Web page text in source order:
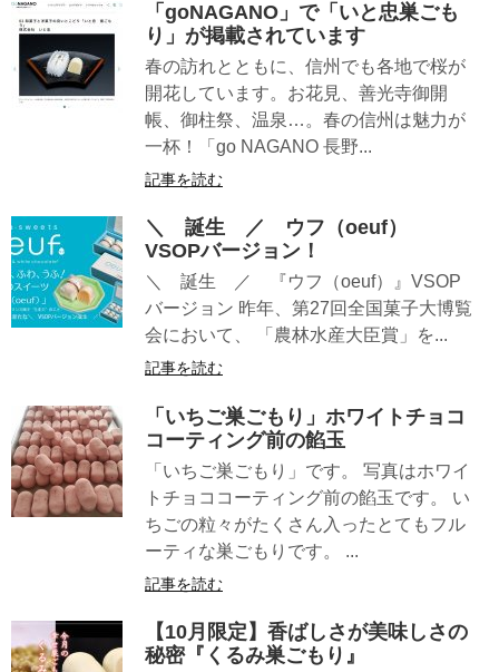
「goNAGANO」で「いと忠巣ごも
り」が掲載されています
春の訪れとともに、信州でも各地で桜が
開花しています。お花見、善光寺御開
帳、御柱祭、温泉…。春の信州は魅力が
一杯！「go NAGANO 長野...
記事を読む
＼ 誕生 ／ ウフ（oeuf）
VSOPバージョン！
＼ 誕生 ／ 『ウフ（oeuf）』VSOP
バージョン 昨年、第27回全国菓子大博覧
会において、 「農林水産大臣賞」を...
記事を読む
「いちご巣ごもり」ホワイトチョコ
コーティング前の餡玉
「いちご巣ごもり」です。 写真はホワイ
トチョココーティング前の餡玉です。 い
ちごの粒々がたくさん入ったとてもフル
ーティな巣ごもりです。 ...
記事を読む
【10月限定】香ばしさが美味しさの
秘密『くるみ巣ごもり』